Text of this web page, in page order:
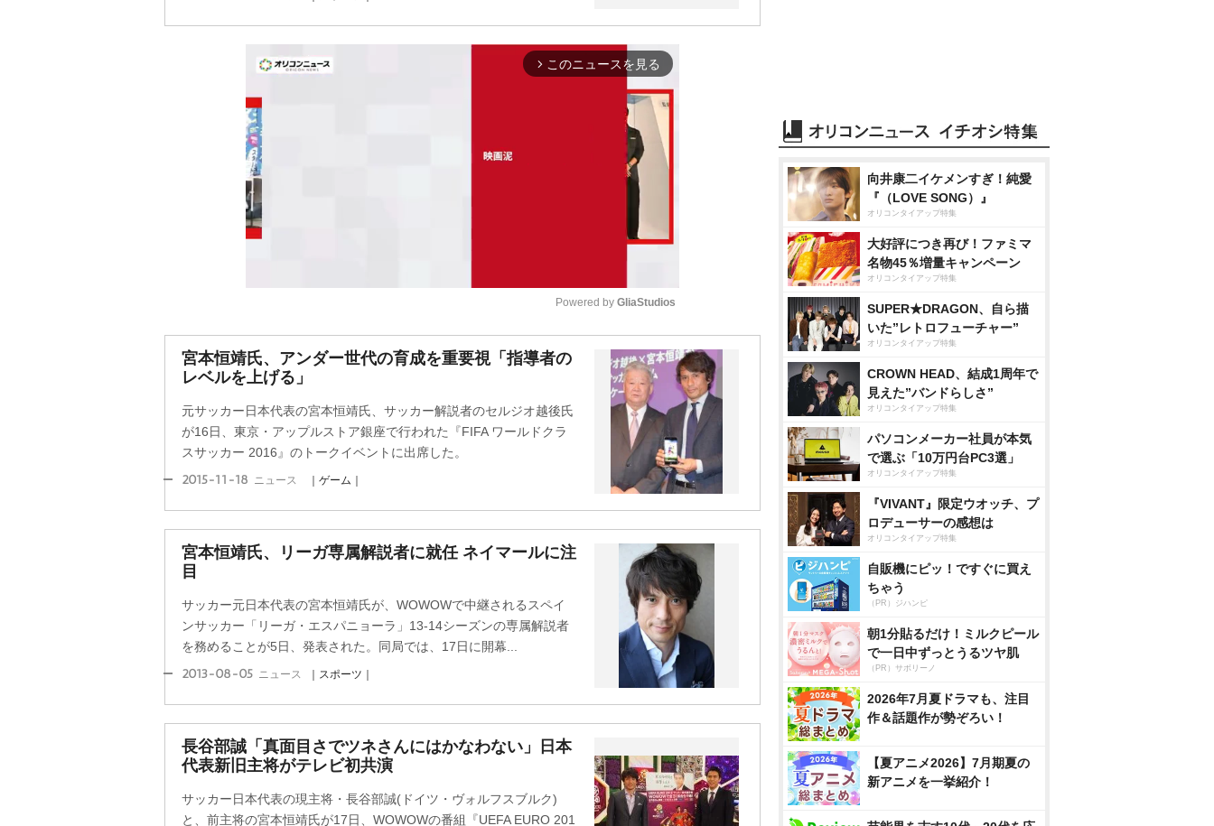
arrow_forward_ios このニュースを見る
M
Powered by GliaStudios
宮本恒靖氏、アンダー世代の育成を重要視「指導者の
レベルを上げる」
元サッカー日本代表の宮本恒靖氏、サッカー解説者のセルジオ越後氏
が16日、東京・アップルストア銀座で行われた『FIFA ワールドクラ
スサッカー 2016』のトークイベントに出席した。
2015-11-18 ニュース ｜ゲーム｜
宮本恒靖氏、リーガ専属解説者に就任 ネイマールに注
目
サッカー元日本代表の宮本恒靖氏が、WOWOWで中継されるスペイ
ンサッカー「リーガ・エスパニョーラ」13-14シーズンの専属解説者
を務めることが5日、発表された。同局では、17日に開幕...
2013-08-05 ニュース ｜スポーツ｜
長谷部誠「真面目さでツネさんにはかなわない」日本
代表新旧主将がテレビ初共演
サッカー日本代表の現主将・長谷部誠(ドイツ・ヴォルフスブルク)
と、前主将の宮本恒靖氏が17日、WOWOWの番組『UEFA EURO 201
向井康二イケメンすぎ！純愛
『（LOVE SONG）』
オリコンタイアップ特集
大好評につき再び！ファミマ
名物45％増量キャンペーン
オリコンタイアップ特集
SUPER★DRAGON、自ら描
いた”レトロフューチャー”
オリコンタイアップ特集
CROWN HEAD、結成1周年で
見えた”バンドらしさ”
オリコンタイアップ特集
パソコンメーカー社員が本気
で選ぶ「10万円台PC3選」
オリコンタイアップ特集
『VIVANT』限定ウオッチ、プ
ロデューサーの感想は
オリコンタイアップ特集
自販機にピッ！ですぐに買え
ちゃう
（PR）ジハンピ
朝1分貼るだけ！ミルクピール
で一日中ずっとうるツヤ肌
（PR）サボリーノ
2026年7月夏ドラマも、注目
作＆話題作が勢ぞろい！
【夏アニメ2026】7月期夏の
新アニメを一挙紹介！